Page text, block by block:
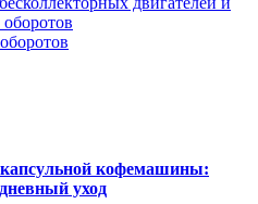
оборотов
кофемашины:
уход